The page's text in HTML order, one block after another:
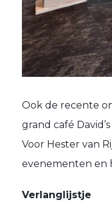
Ook de recente
grand café
Voor Hester van
evenementen en
Verlanglijstje